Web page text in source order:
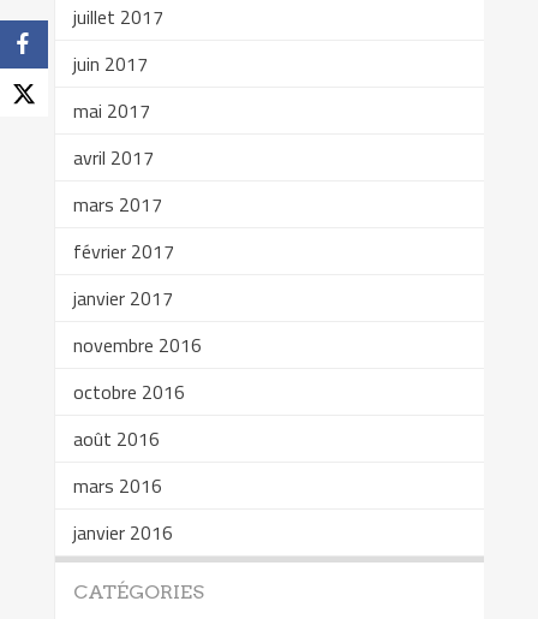
juillet 2017
juin 2017
mai 2017
avril 2017
mars 2017
février 2017
janvier 2017
novembre 2016
octobre 2016
août 2016
mars 2016
janvier 2016
CATÉGORIES